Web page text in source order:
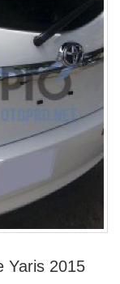
Yaris 2015